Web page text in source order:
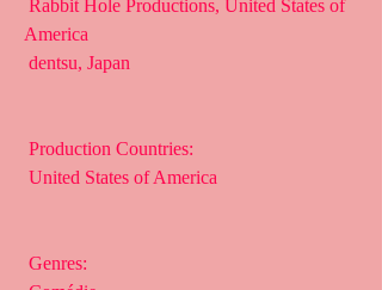
America
dentsu, Japan
Production Countries:
United States of America
Genres: